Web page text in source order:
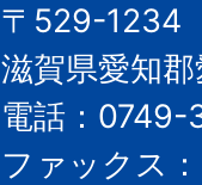
〒529-
滋賀県愛知
電話：0749-
ファックス